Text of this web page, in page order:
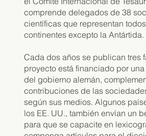
comprende delegados de 38
científicas que representan
continentes excepto la Antártida.
Cada dos años se publican tres
proyecto está financiado por
del gobierno alemán,
contribuciones de las
según sus medios. Algunos
los EE. UU., también envían un
para que se capacite en